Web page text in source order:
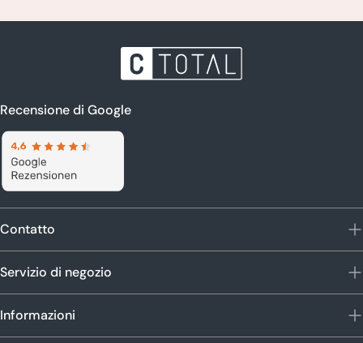
Recensione di Google
Contatto
Servizio di negozio
Informazioni